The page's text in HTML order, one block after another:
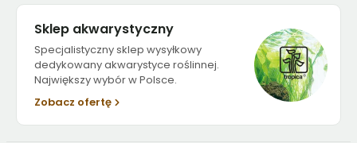
Sklep akwarystyczny
Specjalistyczny sklep wysyłkowy
dedykowany akwarystyce roślinnej.
Największy wybór w Polsce.
Zobacz ofertę